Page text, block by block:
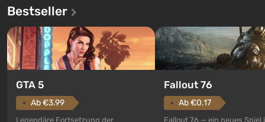
Bestseller
GTA 5
Ab €3.99
Legendäre Fortsetzung der
Fallout 76
Ab €0.17
Fallout 76 — ein neues Spiel